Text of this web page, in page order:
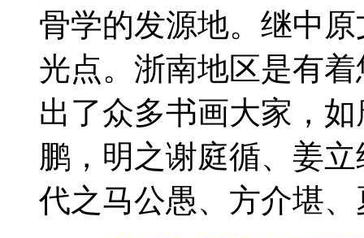
骨学的发源地。继中
光点。浙南地区是有
出了众多书画大家，
鹏，明之谢庭循、姜
代之马公愚、方介堪